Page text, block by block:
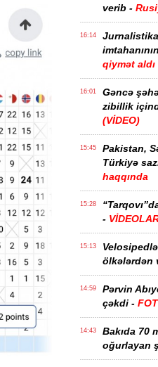
verib -
16:14
qiymət aldı
16:01
Gəncə
zibillik
(VİDEO)
15:45
Pakistan,
Türkiyə
haqqında
15:28
-
15:13
ölkələrdən
14:59
Pərvin
çəkdi -
14:43
Bakıda 70
oğurlayan